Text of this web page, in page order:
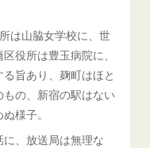
は山脇女学校に、世
役所は豊玉病院に、
旨あり、麹町はほと
の、新宿の駅はない
様子。
、放送局は無理な